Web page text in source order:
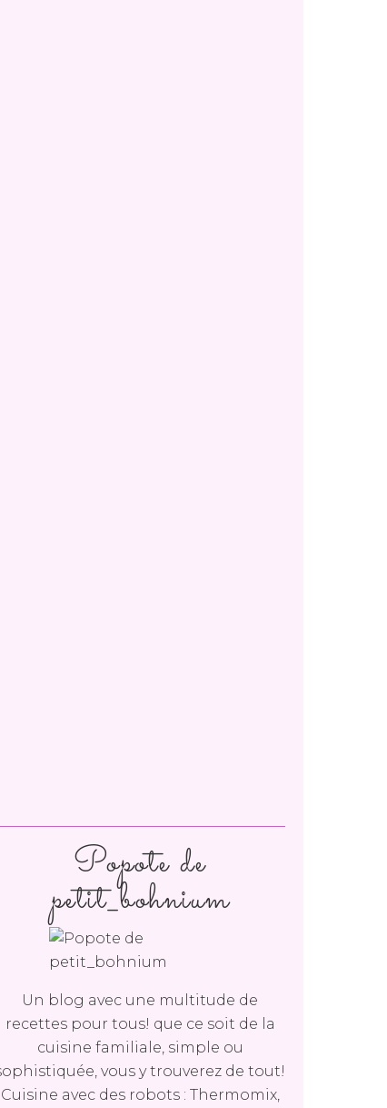
Popote de
petit_bohnium
Un blog avec une multitude de
recettes pour tous! que ce soit de la
cuisine familiale, simple ou
vous y trouverez de tout!
Cuisine avec des robots : Thermomix,